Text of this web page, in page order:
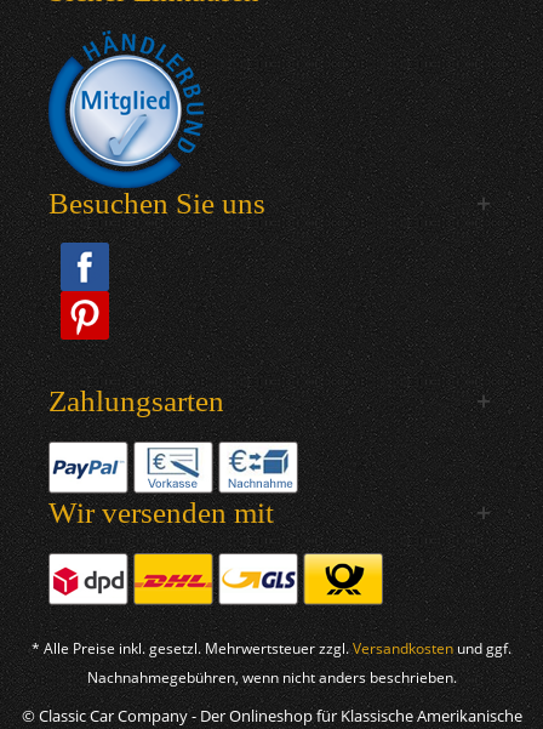
Besuchen Sie uns
Zahlungsarten
Wir versenden mit
* Alle Preise inkl. gesetzl. Mehrwertsteuer zzgl.Versandkosten und ggf.
Nachnahmegebühren, wenn nicht anders beschrieben.
© Classic Car Company - Der Onlineshop für Klassische Amerikanische